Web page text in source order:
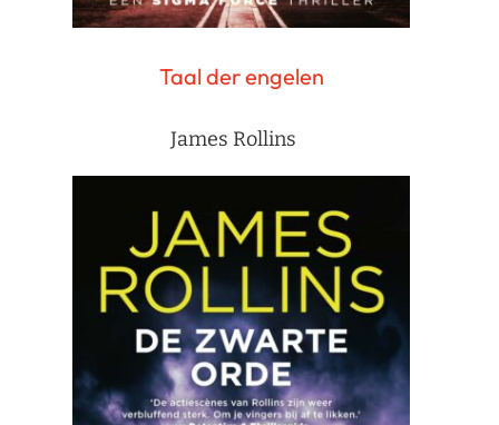
Taal der engelen
James Rollins